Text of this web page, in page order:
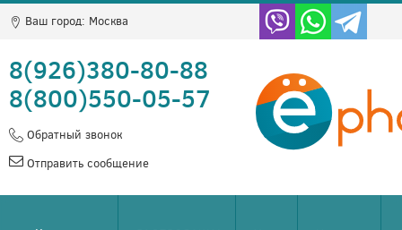
Ваш город: Москва
8(926)380-80-88
8(800)550-05-57
Обратный звонок
Отправить сообщение